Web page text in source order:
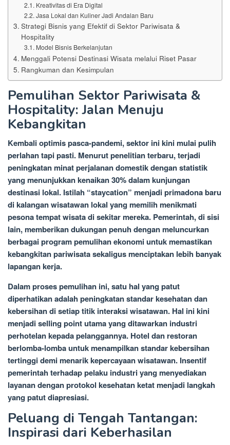
Kreativitas di Era Digital
Jasa Lokal dan Kuliner Jadi Andalan Baru
Strategi Bisnis yang Efektif di Sektor Pariwisata &
Hospitality
Model Bisnis Berkelanjutan
Menggali Potensi Destinasi Wisata melalui Riset Pasar
Rangkuman dan Kesimpulan
Pemulihan Sektor Pariwisata &
Hospitality: Jalan Menuju
Kebangkitan
Kembali optimis pasca-pandemi, sektor ini kini mulai pulih
perlahan tapi pasti. Menurut penelitian terbaru, terjadi
peningkatan minat perjalanan domestik dengan statistik
yang menunjukkan kenaikan 30% dalam kunjungan
destinasi lokal. Istilah “staycation” menjadi primadona baru
di kalangan wisatawan lokal yang memilih menikmati
pesona tempat wisata di sekitar mereka. Pemerintah, di sisi
lain, memberikan dukungan penuh dengan meluncurkan
berbagai program pemulihan ekonomi untuk memastikan
kebangkitan pariwisata sekaligus menciptakan lebih banyak
lapangan kerja.
Dalam proses pemulihan ini, satu hal yang patut
diperhatikan adalah peningkatan standar kesehatan dan
kebersihan di setiap titik interaksi wisatawan. Hal ini kini
menjadi selling point utama yang ditawarkan industri
perhotelan kepada pelanggannya. Hotel dan restoran
berlomba-lomba untuk menampilkan standar kebersihan
tertinggi demi menarik kepercayaan wisatawan. Insentif
pemerintah terhadap pelaku industri yang menyediakan
layanan dengan protokol kesehatan ketat menjadi langkah
yang patut diapresiasi.
Peluang di Tengah Tantangan:
Inspirasi dari Keberhasilan